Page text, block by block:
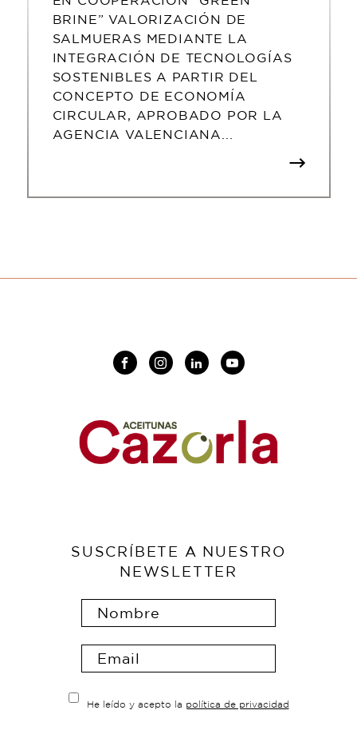
BRINE” VALORIZACIÓN DE
SALMUERAS MEDIANTE LA
INTEGRACIÓN DE TECNOLOGÍAS
SOSTENIBLES A PARTIR DEL
CONCEPTO DE ECONOMÍA
CIRCULAR, APROBADO POR LA
AGENCIA VALENCIANA...
SUSCRÍBETE A NUESTRO
NEWSLETTER
He leído y acepto la política de privacidad